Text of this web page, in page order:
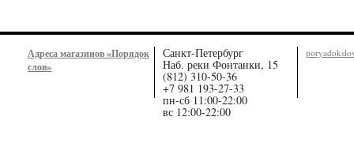
Адреса магазинов «Порядок
слов»
Санкт-Петербург
Наб. реки Фонтанки, 15
(812) 310-50-36
+7 981 193-27-33
пн-сб 11:00-22:00
вс 12:00-22:00